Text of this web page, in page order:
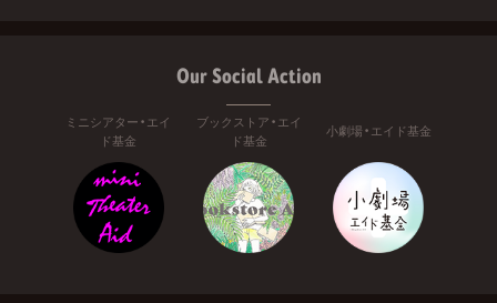
Our Social Action
ミニシアター・エイ
ド基金
ブックストア・エイ
ド基金
小劇場・エイド基金